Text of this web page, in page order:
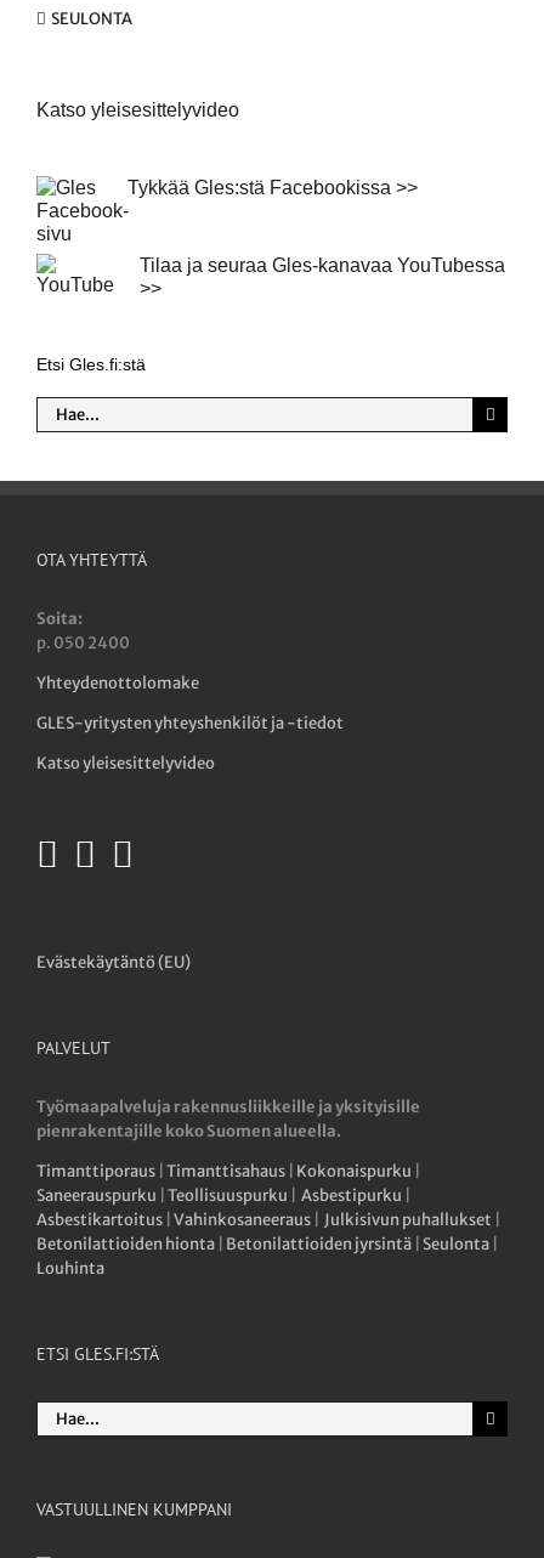
SEULONTA
Katso yleisesittelyvideo
Tykkää Gles:stä Facebookissa >>
Tilaa ja seuraa Gles-kanavaa YouTubessa
>>
Etsi Gles.fi:stä
Etsi
...
OTA YHTEYTTÄ
Soita:
p. 050 2400
Yhteydenottolomake
GLES-yritysten yhteyshenkilöt ja -tiedot
Katso yleisesittelyvideo
Evästekäytäntö (EU)
PALVELUT
Työmaapalveluja rakennusliikkeille ja yksityisille
pienrakentajille koko Suomen alueella.
Timanttiporaus Timanttisahaus Kokonaispurku
Saneerauspurku Teollisuuspurku Asbestipurku
Asbestikartoitus Vahinkosaneeraus Julkisivun puhallukset
Betonilattioiden hionta Betonilattioiden jyrsintä Seulonta
Louhinta
ETSI GLES.FI:STÄ
Etsi
...
VASTUULLINEN KUMPPANI